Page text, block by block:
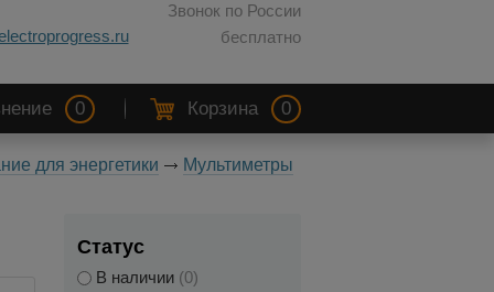
Звонок по России
бесплатно
0 Корзина 0
для энергетики Мультиметры
Статус
В наличии (0)